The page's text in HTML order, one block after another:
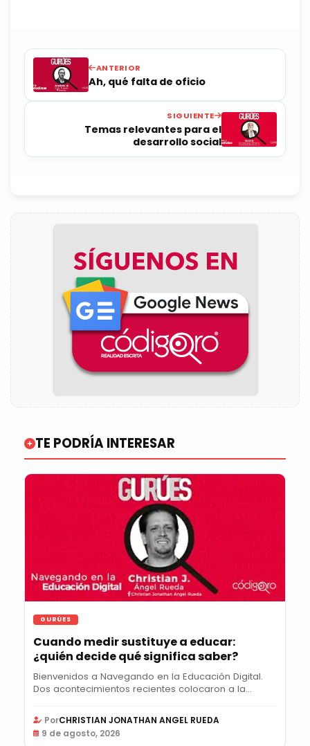
ANTERIOR
Ah, qué falta de oficio
SIGUIENTE
Temas relevantes para el
desarrollo social
TE PODRÍA INTERESAR
GURÚES
Cuando medir sustituye a educar:
¿quién decide qué significa saber?
Bienvenidos a Navegando en la Educación Digital.
Dos acontecimientos recientes colocaron a la...
PorCHRISTIAN JONATHAN ANGEL RUEDA
9 de agosto, 2026